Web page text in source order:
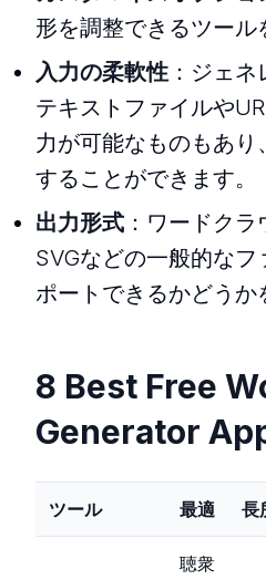
形を調整できるツール
入力の柔軟性 ：ジェネ
テキストファイルや
力が可能なものもあ
することができます。
出力形式 ：ワードクラ
SVGなどの一般的な
ポートできるかどうか
8 Best Free
Generator
ツール 最適 長
聴衆